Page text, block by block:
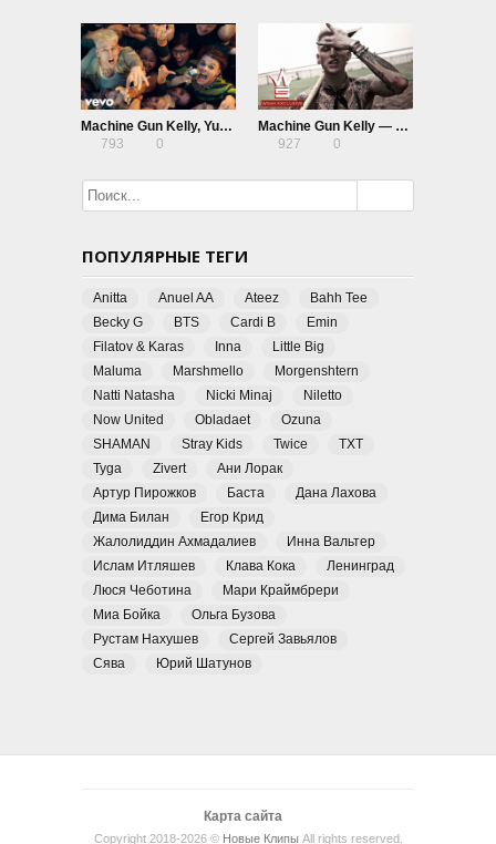
Machine Gun Kelly, Yungblud, Travis Barker — I Think I’m Okay
793
0
Machine Gun Kelly — Rap Devil (Eminem Diss)
927
0
ПОПУЛЯРНЫЕ ТЕГИ
Anitta Anuel AA Ateez
Bahh Tee
Becky G
BTS Cardi B
Emin
Filatov & Karas
Inna
Little Big
Maluma
Marshmello
Morgenshtern
Natti Natasha
Nicki Minaj
Niletto
Now United
Obladaet
Ozuna
SHAMAN
Stray Kids Twice
TXT
Tyga
Zivert
Ани Лорак
Артур Пирожков
Баста
Дана Лахова
Дима Билан
Егор Крид
Жалолиддин Ахмадалиев
Инна Вальтер
Ислам Итляшев
Клава Кока
Ленинград
Люся Чеботина
Мари Краймбрери
Миа Бойка
Ольга Бузова
Рустам Нахушев
Сергей Завьялов
Сява
Юрий Шатунов
Карта сайта
Copyright 2018-2026 © Новые Клипы All rights reserved.